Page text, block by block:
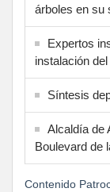
árboles en su
Expertos
instalación
Síntesis
Alcaldía de
Boulevard de
Contenido